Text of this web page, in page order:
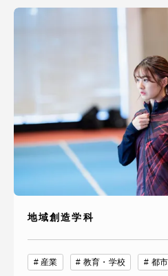
地域創造学科
産業 教育・学校 都